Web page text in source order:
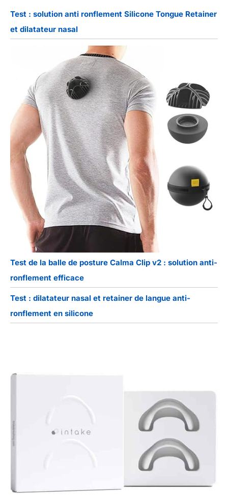
Test : solution anti ronflement Silicone Tongue Retainer
et dilatateur nasal
Test de la balle de posture Calma Clip v2 : solution anti-
ronflement efficace
Test : dilatateur nasal et retainer de langue anti-
ronflement en silicone